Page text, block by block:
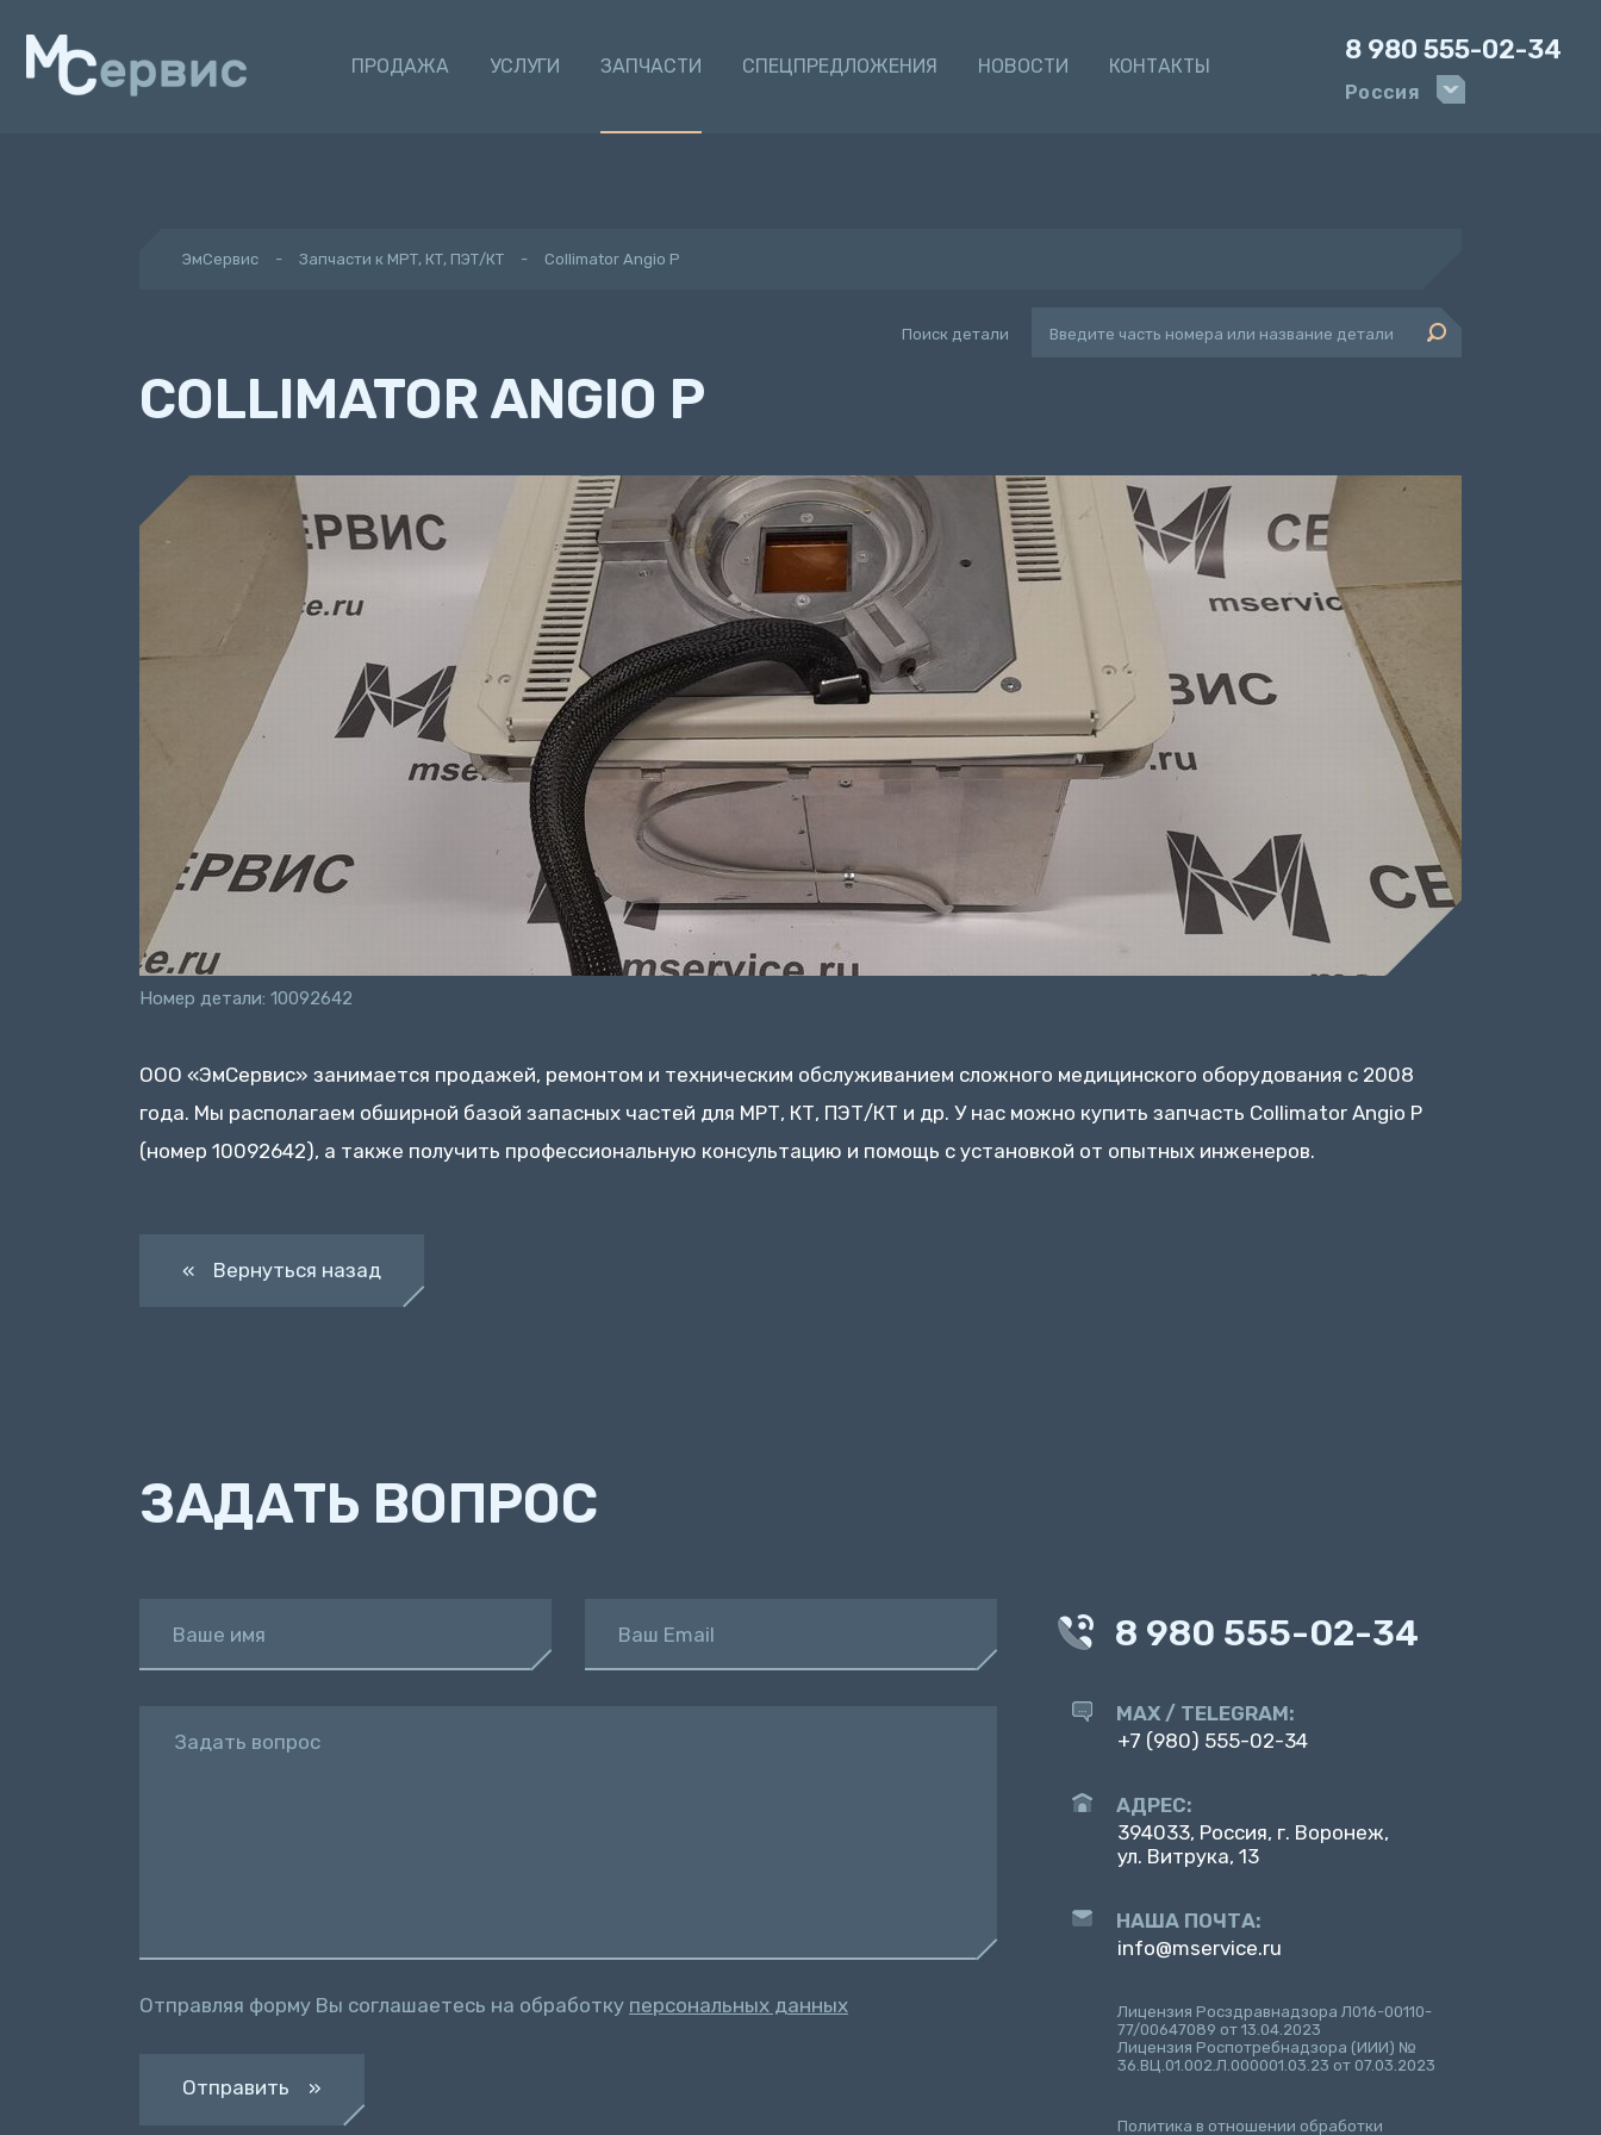
ПРОДАЖА УСЛУГИ ЗАПЧАСТИ СПЕЦПРЕДЛОЖЕНИЯ НОВОСТИ КОНТАКТЫ
8 980 555-02-34
Россия
ЭмСервис Запчасти к МРТ, КТ, ПЭТ/КТ Collimator Angio P
Поиск детали
COLLIMATOR ANGIO P
Номер детали: 10092642
ООО «ЭмСервис» занимается продажей, ремонтом и техническим обслуживанием сложного медицинского оборудования с 2008
года. Мы располагаем обширной базой запасных частей для МРТ, КТ, ПЭТ/КТ и др. У нас можно купить запчасть Collimator Angio P
(номер 10092642), а также получить профессиональную консультацию и помощь с установкой от опытных инженеров.
« Вернуться назад
ЗАДАТЬ ВОПРОС
Ваше имя Ваш Email
Задать вопрос
Отправляя форму Вы соглашаетесь на обработку персональных данных
Отправить »
8 980 555-02-34
MAX / TELEGRAM:
+7 (980) 555-02-34
АДРЕС:
394033, Россия, г. Воронеж,
ул. Витрука, 13
НАША ПОЧТА:
info@mservice.ru
Лицензия Росздравнадзора Л016-00110-
77/00647089 от 13.04.2023
Лицензия Роспотребнадзора (ИИИ) №
36.ВЦ.01.002.Л.000001.03.23 от 07.03.2023
Политика в отношении обработки